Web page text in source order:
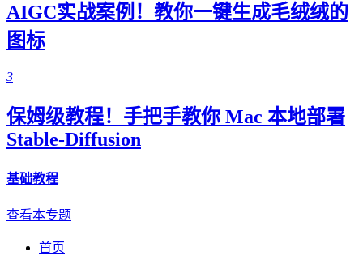
AIGC实战案例！教你一键生成毛绒绒的
图标
3
保姆级教程！手把手教你 Mac 本地部署
Stable-Diffusion
基础教程
查看本专题
首页